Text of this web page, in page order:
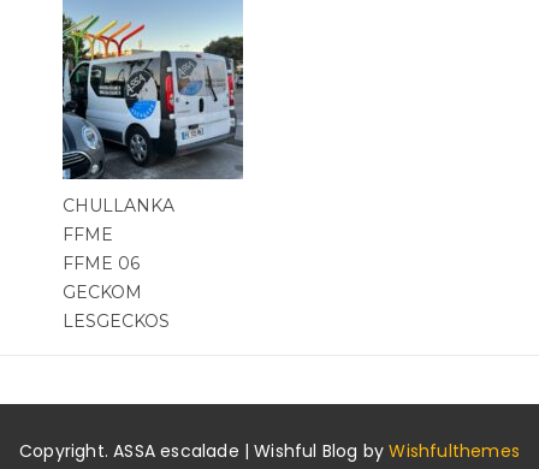
CHULLANKA
FFME
FFME 06
GECKOM
LESGECKOS
Copyright. ASSA escalade | Wishful Blog byWishfulthemes